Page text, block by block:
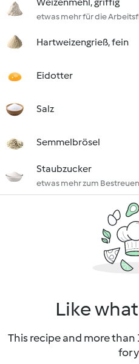
etwas mehr für die
Hartweizengrieß, fein
Eidotter
Salz
Semmelbrösel
Staubzucker
etwas mehr zum Bestreuen
Like
This recipe and more than
for